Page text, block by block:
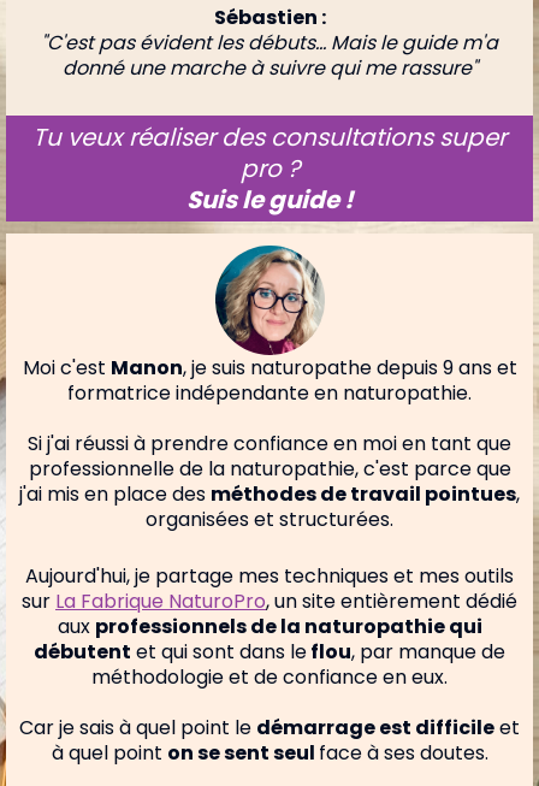
Sébastien :
"C'est pas évident les débuts... Mais le guide m'a
donné une marche à suivre qui me rassure"
Tu veux réaliser des consultations super
pro ?
Suis le guide !
Moi c'est Manon, je suis naturopathe depuis 9 ans et
formatrice indépendante en naturopathie.
Si j'ai réussi à prendre confiance en moi en tant que
professionnelle de la naturopathie, c'est parce que
j'ai mis en place des méthodes de travail pointues,
organisées et structurées.
Aujourd'hui, je partage mes techniques et mes outils
sur La Fabrique NaturoPro,un site entièrement dédié
aux professionnels de la naturopathie qui
débutent et qui sont dans leflou, par manque de
méthodologie et de confiance en eux.
Car je sais à quel point le démarrage est difficileet
à quel point on se sent seul face à ses doutes.